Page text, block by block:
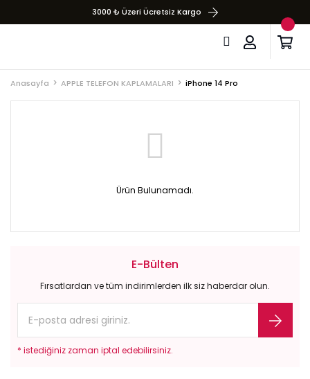
3000 ₺ Üzeri Ücretsiz Kargo
Anasayfa APPLE TELEFON KAPLAMALARI iPhone 14 Pro
Ürün Bulunamadı.
E-Bülten
Fırsatlardan ve tüm indirimlerden ilk siz haberdar olun.
* istediğiniz zaman iptal edebilirsiniz.